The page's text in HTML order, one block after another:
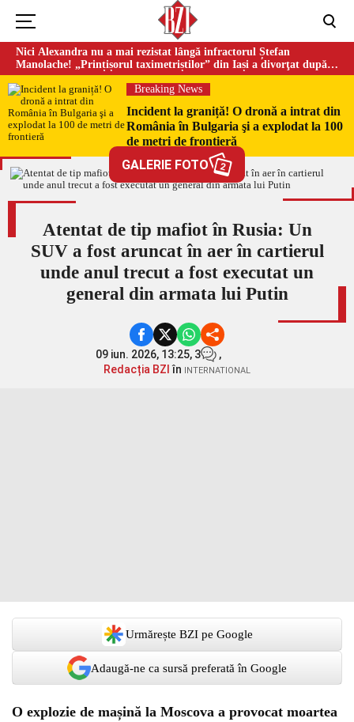
Nici Alexandra nu a mai rezistat lângă infractorul Ștefan
Manolache! „Prințișorul taximetriștilor” din Iași a divorţat după
doi ani de căsnicie
Breaking News
Incident la graniță! O dronă a intrat din
România în Bulgaria şi a explodat la 100
de metri de frontieră
GALERIE FOTO 2
Atentat de tip mafiot în Rusia: Un
SUV a fost aruncat în aer în cartierul
unde anul trecut a fost executat un
general din armata lui Putin
09 iun. 2026, 13:25, 3
,
Redacția BZI în INTERNATIONAL
Urmărește BZI pe Google
Adaugă-ne ca sursă preferată în Google
O explozie de mașină la Moscova a provocat moartea